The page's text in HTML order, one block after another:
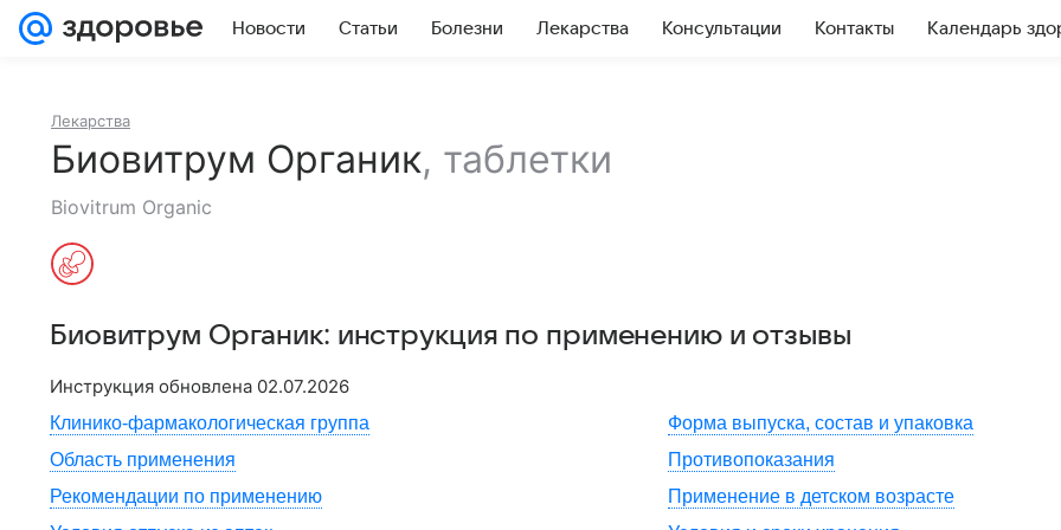
Новости Статьи Болезни Лекарства Консультации Контакты Календарь
Лекарства
Биовитрум Органик, таблетки
Biovitrum Organic
Биовитрум Органик: инструкция по применению и отзывы
Инструкция обновлена 02.07.2026
Клинико-фармакологическая группа
Форма выпуска, состав и упаковка
Область применения
Противопоказания
Рекомендации по применению
Применение в детском возрасте